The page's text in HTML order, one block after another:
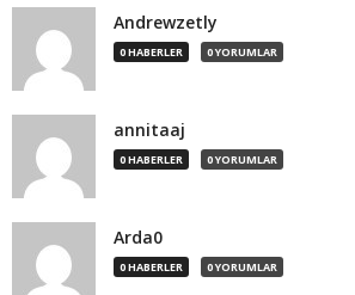
Andrewzetly
0 HABERLER 0 YORUMLAR
annitaaj
0 HABERLER 0 YORUMLAR
Arda0
0 HABERLER 0 YORUMLAR